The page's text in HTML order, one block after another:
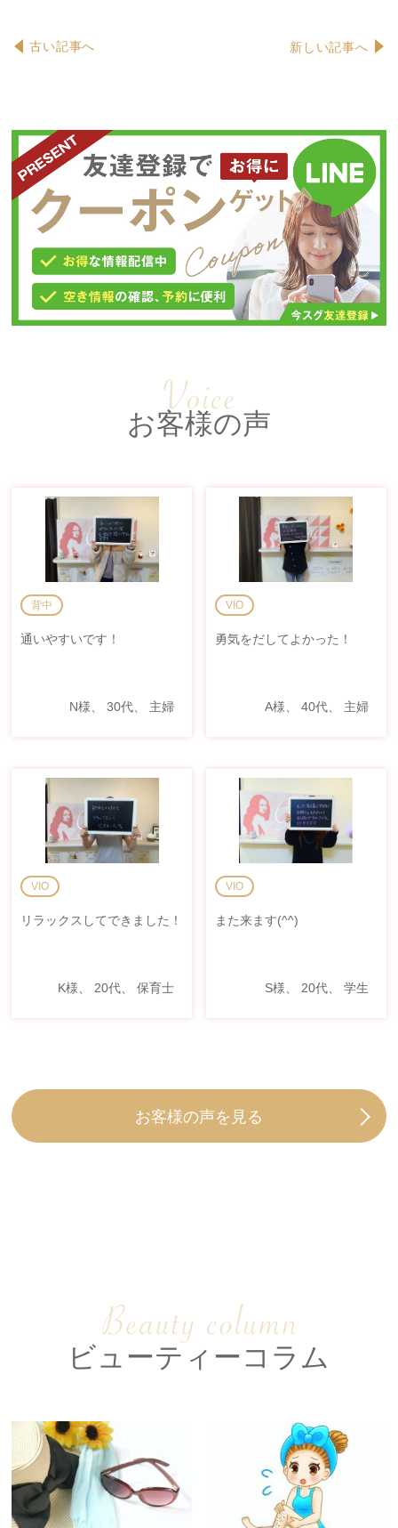
フェイシャルエステ
痩身エステ バストケア
キッズ脱毛
ブライダルプラン ジークラの強み
古い記事へ 新しい記事へ
お客様の声
背中
通いやすいです！
N様、 30代、 主婦
VIO
勇気をだしてよかった！
A様、 40代、 主婦
VIO
リラックスしてできました！
K様、 20代、 保育士
VIO
また来ます(^^)
S様、 20代、 学生
お客様の声を見る
ビューティーコラム